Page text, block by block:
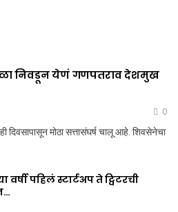
निवडून येणं गणपतराव देशमुख
0
दिवसापासून मोठा सत्तासंघर्ष चालू आहे. शिवसेनेचा
वर्षी पहिलं स्टार्टअप ते ट्विटरची